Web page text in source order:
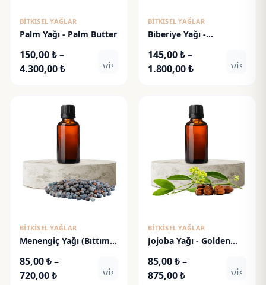
BITKISEL YAĞLAR
Palm Yağı - Palm Butter
150,00₺–
4.300,00₺Fiyat
-
4.300,00 ₺
visibility
BITKISEL YAĞLAR
Biberiye Yağı -
145,00₺–
1.800,00₺Fiyat
-
1.800,00 ₺
BITKISEL YAĞLAR
Menengiç Yağı (Bıttım
85,00₺–
720,00₺Fiyat
visibility
BITKISEL YAĞLAR
Jojoba Yağı - Golden
85,00₺–
875,00₺Fiyat